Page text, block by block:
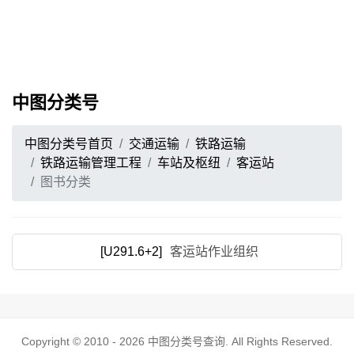
中图分类号
中图分类号首页 交通运输
铁路运输
铁路运输管理工程
车站及枢纽
客运站
图书分类
[U291.6+2] 客运站作业组织
Copyright © 2010 - 2026 中图分类号查询 . All Rights Reserved.